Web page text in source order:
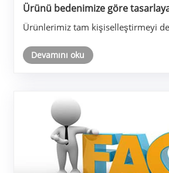
Ürünü bedenimize göre
Ürünlerimiz tam kişiselleştirmeyi
Devamını oku